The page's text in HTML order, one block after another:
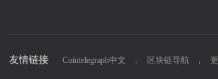
友情链接 Cointelegraph中文 区块链导航